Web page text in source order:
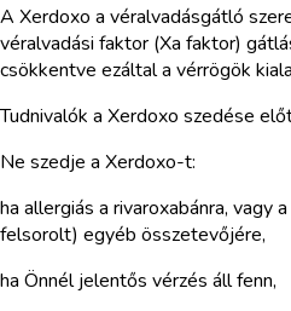
A Xerdoxo a véralvadásgátló
véralvadási faktor (Xa faktor)
csökkentve ezáltal a vérrögök
Tudnivalók a Xerdoxo szedése
Ne szedje a Xerdoxo-t:
ha allergiás a rivaroxabánra, vagy
felsorolt) egyéb összetevőjére,
ha Önnél jelentős vérzés áll fenn,